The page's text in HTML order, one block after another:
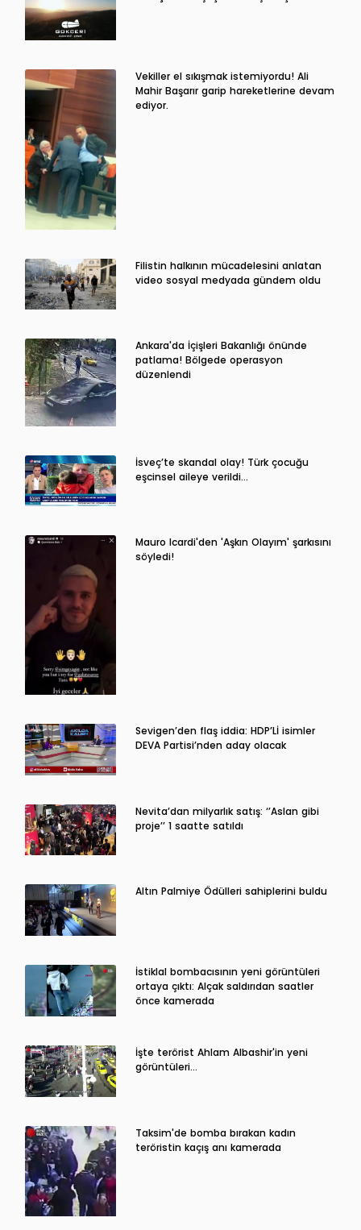
Vekiller el sıkışmak istemiyordu! Ali
Mahir Başarır garip hareketlerine devam
ediyor.
Filistin halkının mücadelesini anlatan
video sosyal medyada gündem oldu
Ankara'da İçişleri Bakanlığı önünde
patlama! Bölgede operasyon
düzenlendi
İsveç’te skandal olay! Türk çocuğu
eşcinsel aileye verildi…
Mauro Icardi'den 'Aşkın Olayım' şarkısını
söyledi!
Sevigen’den flaş iddia: HDP’Lİ isimler
DEVA Partisi’nden aday olacak
Nevita’dan milyarlık satış: ‘’Aslan gibi
proje’’ 1 saatte satıldı
Altın Palmiye Ödülleri sahiplerini buldu
İstiklal bombacısının yeni görüntüleri
ortaya çıktı: Alçak saldırıdan saatler
önce kamerada
İşte terörist Ahlam Albashir'in yeni
görüntüleri…
Taksim'de bomba bırakan kadın
teröristin kaçış anı kamerada